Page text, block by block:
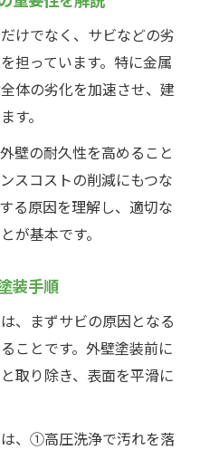
塗装と防錆対策の実
装の表面処理がカギ
コーティングの重要
錆び予防術
錆止め塗料の使い方
塗りを効果的に仕上げ
ムの活用術と注意点
でサビを徹底予防す
けでなく、サビなどの劣
担っています。特に金属
体の劣化を加速させ、建
す。
壁の耐久性を高めること
スコストの削減にもつな
る原因を理解し、適切な
が基本です。
装手順
、まずサビの原因となる
ことです。外壁塗装前に
取り除き、表面を平滑に
、①高圧洗浄で汚れを落